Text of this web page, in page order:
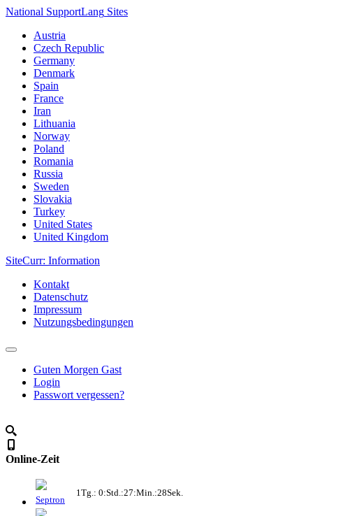
National SupportLang Sites
Austria
Czech Republic
Germany
Denmark
Spain
France
Iran
Lithuania
Norway
Poland
Romania
Russia
Sweden
Slovakia
Turkey
United States
United Kingdom
SiteCurr: Information
Kontakt
Datenschutz
Impressum
Nutzungsbedingungen
Guten Morgen Gast
Login
Passwort vergessen?
Online-Zeit
Septron
1Tg.: 0:Std.:27:Min.:28Sek.